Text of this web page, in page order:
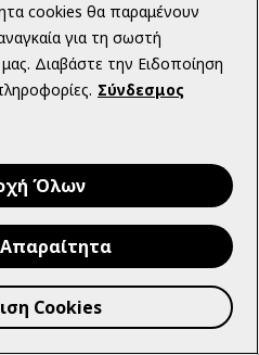
δεδομένων (δικαίωμα στη
δικαίωμα στον περιορισμό
(άρθρο 18 ΓΚΠΔ), (ε) Το
δεδομένων (άρθρο 20
(άρθρο 21 ΓΚΠΔ) και
λήψη αποφάσεων,
προφίλ (άρθρο 22
πληροφορίες
και τη διατήρηση των
στην Πολιτική Προστασίας
στον ακόλουθο
cookies θα παραμένουν
για τη σωστή
μας. Διαβάστε την Ειδοποίηση
Σύνδεσμος
Όλων
Cookies